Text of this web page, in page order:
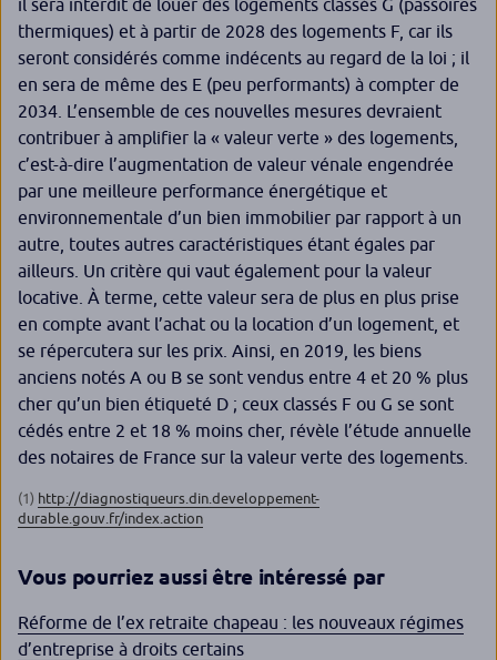
il sera interdit de louer des logements classés G (passoires
thermiques) et à partir de 2028 des logements F, car ils
seront considérés comme indécents au regard de la loi ; il
en sera de même des E (peu performants) à compter de
2034. L’ensemble de ces nouvelles mesures devraient
contribuer à amplifier la « valeur verte » des logements,
c’est-à-dire l’augmentation de valeur vénale engendrée
par une meilleure performance énergétique et
environnementale d’un bien immobilier par rapport à un
autre, toutes autres caractéristiques étant égales par
ailleurs. Un critère qui vaut également pour la valeur
locative. À terme, cette valeur sera de plus en plus prise
en compte avant l’achat ou la location d’un logement, et
se répercutera sur les prix. Ainsi, en 2019, les biens
anciens notés A ou B se sont vendus entre 4 et 20 % plus
cher qu’un bien étiqueté D ; ceux classés F ou G se sont
cédés entre 2 et 18 % moins cher, révèle l’étude annuelle
des notaires de France sur la valeur verte des logements.
(1) http://diagnostiqueurs.din.developpement-
durable.gouv.fr/index.action
Vous pourriez aussi être intéressé par
Réforme de l’ex retraite chapeau : les nouveaux régimes
d’entreprise à droits certains